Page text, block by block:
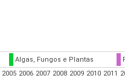
Algas, Fungos e Plantas
2005 2006 2007 2008 2009 2010 2011